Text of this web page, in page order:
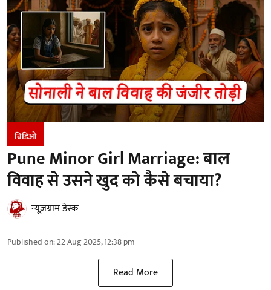
विडिओ
Pune Minor Girl Marriage: बाल
विवाह से उसने खुद को कैसे बचाया?
न्यूज़ग्राम डेस्क
Published on:22 Aug 2025, 12:38 pm
Read More